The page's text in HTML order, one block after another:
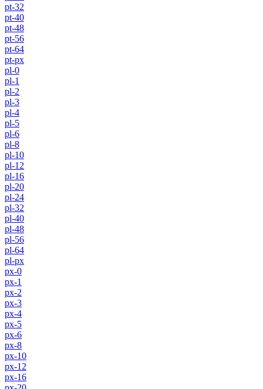
pt-32
pt-40
pt-48
pt-56
pt-64
pt-px
pl-0
pl-1
pl-2
pl-3
pl-4
pl-5
pl-6
pl-8
pl-10
pl-12
pl-16
pl-20
pl-24
pl-32
pl-40
pl-48
pl-56
pl-64
pl-px
px-0
px-1
px-2
px-3
px-4
px-5
px-6
px-8
px-10
px-12
px-16